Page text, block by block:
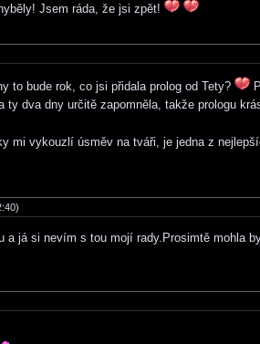
Jsem ráda, že jsi zpět!
to bude rok, co jsi přidala prolog od Tety?
ty dva dny určitě zapomněla, takže prologu
mi vykouzlí úsměv na tváři, je jedna z
a já si nevím s tou mojí rady.Prosimtě mohla